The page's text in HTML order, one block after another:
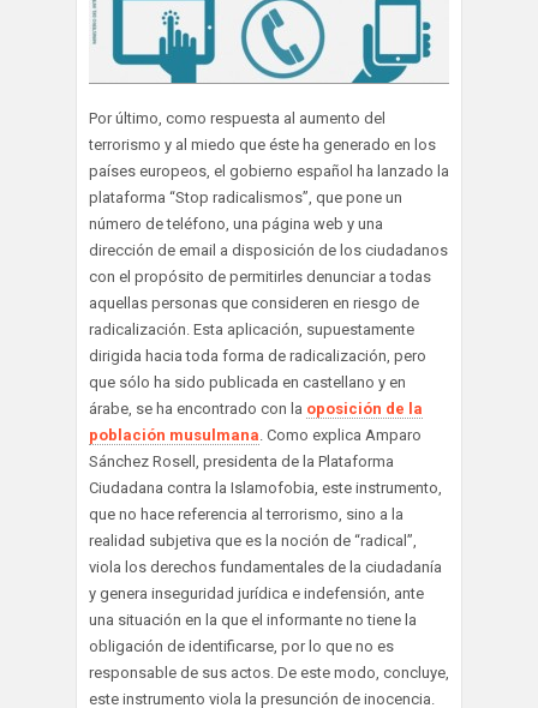
Por último, como respuesta al aumento del
terrorismo y al miedo que éste ha generado en los
países europeos, el gobierno español ha lanzado la
plataforma “Stop radicalismos”, que pone un
número de teléfono, una página web y una
dirección de email a disposición de los ciudadanos
con el propósito de permitirles denunciar a todas
aquellas personas que consideren en riesgo de
radicalización. Esta aplicación, supuestamente
dirigida hacia toda forma de radicalización, pero
que sólo ha sido publicada en castellano y en
árabe, se ha encontrado con la oposición de la
población musulmana. Como explica Amparo
Sánchez Rosell, presidenta de la Plataforma
Ciudadana contra la Islamofobia, este instrumento,
que no hace referencia al terrorismo, sino a la
realidad subjetiva que es la noción de “radical”,
viola los derechos fundamentales de la ciudadanía
y genera inseguridad jurídica e indefensión, ante
una situación en la que el informante no tiene la
obligación de identificarse, por lo que no es
responsable de sus actos. De este modo, concluye,
este instrumento viola la presunción de inocencia.